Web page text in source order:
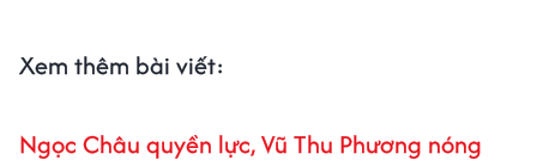
Xem thêm bài viết:
Ngọc Châu quyền lực, Vũ Thu Phương nóng